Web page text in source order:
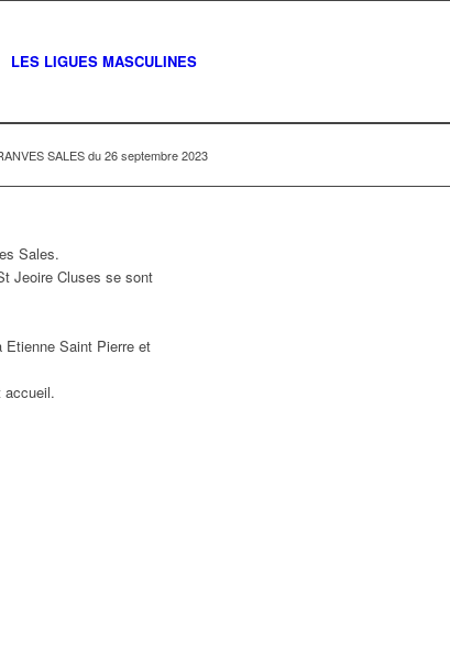
LES LIGUES MASCULINES
SALES du 26 septembre 2023
Sales.
Jeoire Cluses se sont
Etienne Saint Pierre et
accueil.